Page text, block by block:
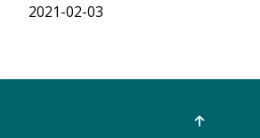
2021-02-03